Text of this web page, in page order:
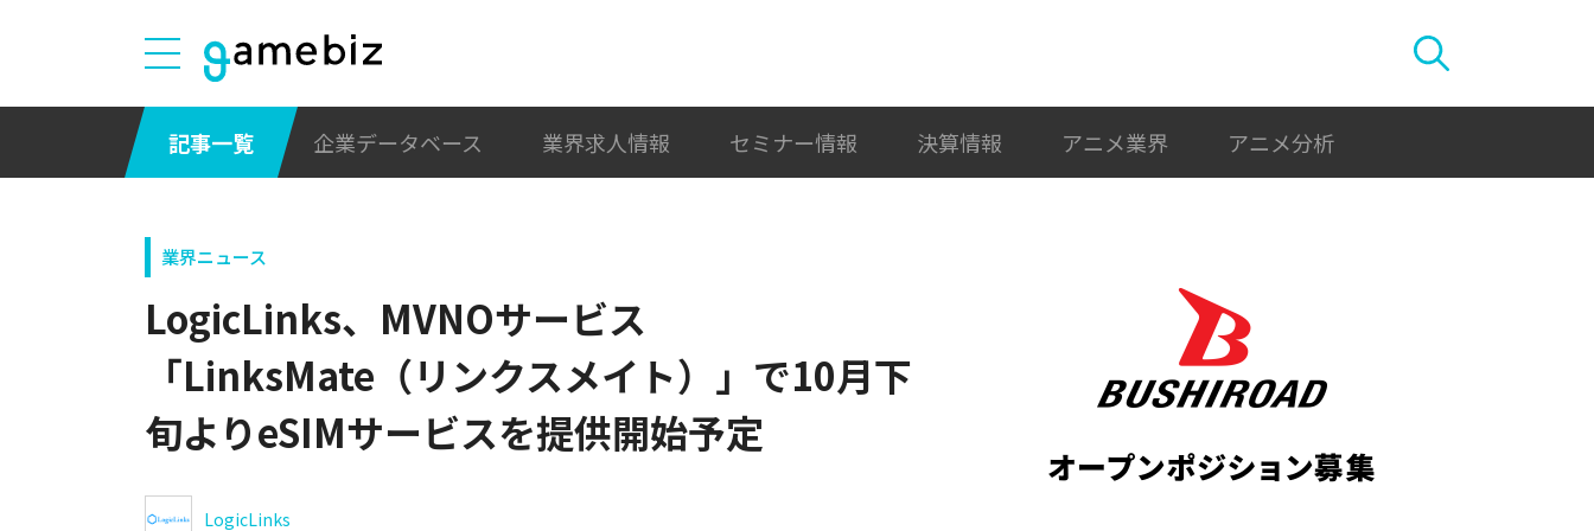
記事一覧 企業データベース 業界求人情報 セミナー情報 決算情報 アニメ業界 アニメ分析
業界ニュース
LogicLinks、MVNOサービス
「LinksMate（リンクスメイト）」で10月下
旬よりeSIMサービスを提供開始予定
LogicLinks